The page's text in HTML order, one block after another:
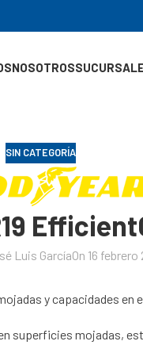
NOSOTROS
SIN CATEGORÍA
Luis GarcíaOn 16 febrero
y capacidades en
superficies mojadas,